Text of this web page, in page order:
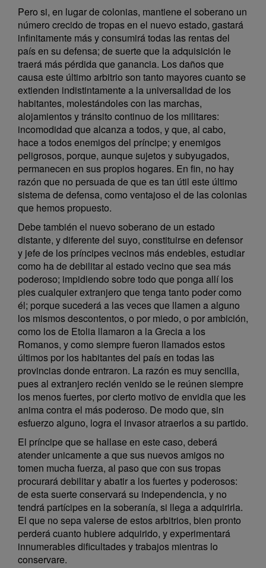
Pero si, en lugar de colonias, mantiene el soberano un
número crecido de tropas en el nuevo estado, gastará
infinitamente más y consumirá todas las rentas del
país en su defensa; de suerte que la adquisición le
traerá más pérdida que ganancia. Los daños que
causa este último arbitrio son tanto mayores cuanto se
extienden indistintamente a la universalidad de los
habitantes, molestándoles con las marchas,
alojamientos y tránsito continuo de los militares:
incomodidad que alcanza a todos, y que, al cabo,
hace a todos enemigos del príncipe; y enemigos
peligrosos, porque, aunque sujetos y subyugados,
permanecen en sus propios hogares. En fin, no hay
razón que no persuada de que es tan útil este último
sistema de defensa, como ventajoso el de las colonias
que hemos propuesto.
Debe también el nuevo soberano de un estado
distante, y diferente del suyo, constituirse en defensor
y jefe de los príncipes vecinos más endebles, estudiar
como ha de debilitar al estado vecino que sea más
poderoso; impidiendo sobre todo que ponga allí los
pies cualquier extranjero que tenga tanto poder como
él; porque sucederá a las veces que llamen a alguno
los mismos descontentos, o por miedo, o por ambición,
como los de Etolia llamaron a la Grecia a los
Romanos, y como siempre fueron llamados estos
últimos por los habitantes del país en todas las
provincias donde entraron. La razón es muy sencilla,
pues al extranjero recién venido se le reúnen siempre
los menos fuertes, por cierto motivo de envidia que les
anima contra el más poderoso. De modo que, sin
esfuerzo alguno, logra el invasor atraerlos a su partido.
El príncipe que se hallase en este caso, deberá
atender unicamente a que sus nuevos amigos no
tomen mucha fuerza, al paso que con sus tropas
procurará debilitar y abatir a los fuertes y poderosos:
de esta suerte conservará su independencia, y no
tendrá partícipes en la soberanía, si llega a adquirirla.
El que no sepa valerse de estos arbitrios, bien pronto
perderá cuanto hubiere adquirido, y experimentará
innumerables dificultades y trabajos mientras lo
conservare.